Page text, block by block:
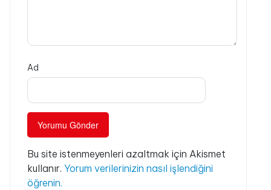
Ad
Bu site istenmeyenleri azaltmak için Akismet
kullanır. Yorum verilerinizin nasıl işlendiğini
öğrenin.